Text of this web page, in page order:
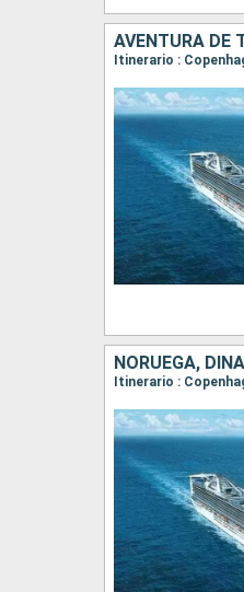
AVENTURA DE
NORUEGA,